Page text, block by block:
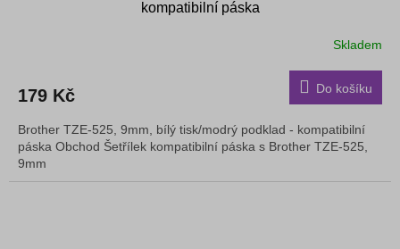
kompatibilní páska
Skladem
179 Kč Do košíku
Brother TZE-525, 9mm, bílý tisk/modrý podklad - kompatibilní
páska Obchod Šetřílek kompatibilní páska s Brother TZE-525,
9mm